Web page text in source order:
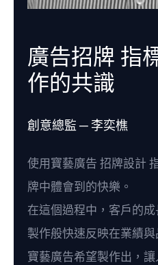
廣告招牌 指
作的共識
創意總監 ─ 李奕樵
使用寶藝廣告 招牌設計
牌中體會到的快樂。
在這個過程中，客戶的
製作般快速反映在業績與
寶藝廣告希望製作出，